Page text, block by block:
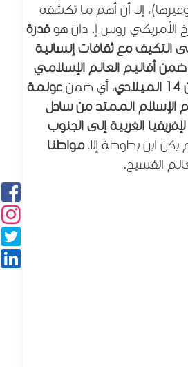
وغيرها)، إلا أن أهم ما تكشفه
الأمريكي روس إ. دان هوقدرة
التكيف مع ثقافات إنسانية
أقاليم العالم الإسلامي
، أي ضمن عولمة
الإسلام الممتد من ساحل
الغربية إلى الجنوب
يكن ابن بطوطة إلامواطنا
الفسيح.